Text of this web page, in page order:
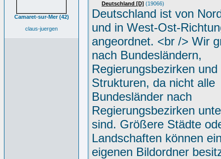
Camaret-sur-Mer (42)
claus-juergen
Deutschland [D] (19066)
Deutschland ist von
und in West-Ost-
angeordnet. <br /> Wir
nach Bundesländern,
Regierungsbezirken
Strukturen, da nicht alle
Bundesländer nach
Regierungsbezirken
sind. Größere Städte
Landschaften können
eigenen Bildordner